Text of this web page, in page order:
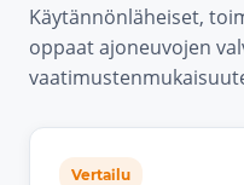
Käytännönläheiset,
oppaat ajoneuvojen
Vertailu